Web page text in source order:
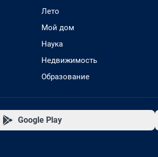
Лето
Мой дом
Наука
Недвижимость
Образование
Google Play